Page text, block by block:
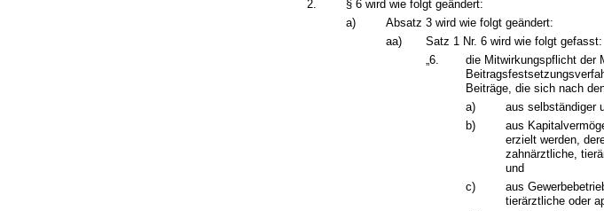
2.
§ 6 wird wie folgt geändert:
a)
Absatz 3 wird wie folgt geändert:
aa)
Satz 1 Nr. 6 wird wie folgt gefasst:
„6.
die Mitwirkungspflicht der
Beiträge, die sich nach
a)
aus selbständiger
b)
aus
erzielt werden,
zahnärztliche,
und
c)
aus
tierärztliche oder